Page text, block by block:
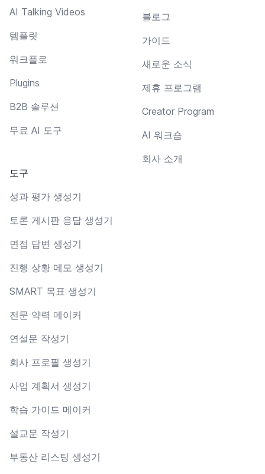
AI Talking Videos
템플릿
워크플로
Plugins
B2B 솔루션
무료 AI 도구
도구
성과 평가 생성기
토론 게시판 응답 생성기
면접 답변 생성기
진행 상황 메모 생성기
SMART 목표 생성기
전문 약력 메이커
연설문 작성기
회사 프로필 생성기
사업 계획서 생성기
학습 가이드 메이커
설교문 작성기
부동산 리스팅 생성기
블로그
가이드
새로운 소식
제휴 프로그램
Creator Program
AI 워크숍
회사 소개